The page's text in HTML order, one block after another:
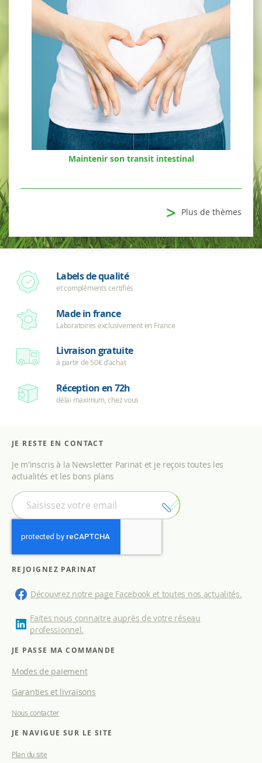
Maintenir son transit intestinal
> Plus de thèmes
Labels de qualité
et compléments certifiés
Made in france
Laboratoires exclusivement en France
Livraison gratuite
à partir de 50€ d’achat
Réception en 72h
délai maximum, chez vous
JE RESTE EN CONTACT
Je m'inscris à la Newsletter Parinat et je reçois toutes les
actualités et les bons plans
I
n
s
i
p
o
r
l
t
t
e
REJOIGNEZ PARINAT
Découvrez notre page Facebook et toutes nos actualités.
Faites nous connaitre auprès de votre réseau
professionnel.
JE PASSE MA COMMANDE
Modes de paiement
Garanties et livraisons
Nous contacter
JE NAVIGUE SUR LE SITE
Plan du site